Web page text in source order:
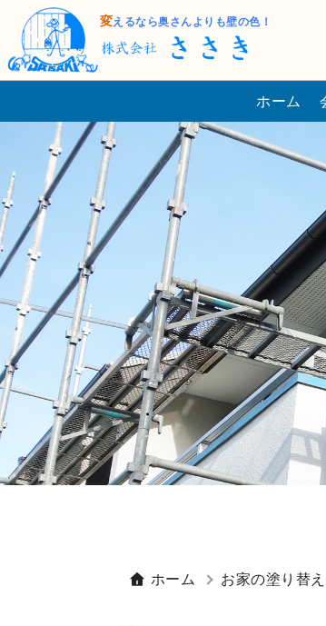
変えるなら奥さんよりも壁の色！
ホーム
ホーム お家の塗り替え